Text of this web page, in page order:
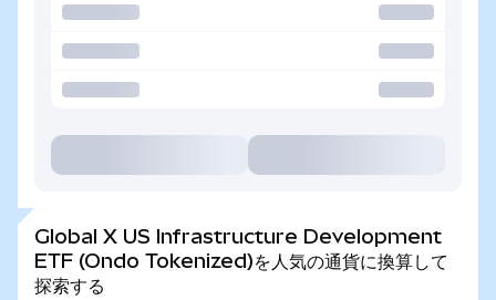
Global X US Infrastructure Development
ETF (Ondo Tokenized)を人気の通貨に換算して
探索する